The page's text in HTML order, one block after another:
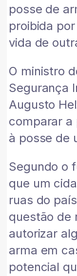
posse de
proibida
vida de
O ministro
Segurança
Augusto
comparar a
à posse de
Segundo o
que um
ruas do
questão de
autorizar
arma em
potencial